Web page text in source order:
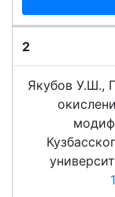
2
Якубов У.Ш.,